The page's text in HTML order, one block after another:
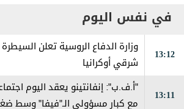
في نفس اليوم
13:12
وزارة الدفاع الروسية تعلن
شرقي أوكرانيا
13:11
"أ.ف.ب": إنفانتينو يعقد اليوم
مع كبار مسؤولي الـ"فيفا" وسط